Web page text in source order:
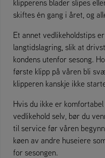
klipperens blader slipes
skiftes én gang i året, og
Et annet vedlikeholdstips
langtidslagring, slik at
kondens utenfor sesong.
første klipp på våren bli
klipperen kanskje ikke
Hvis du ikke er
vedlikehold selv, bør du
til service før våren
køen av andre huseiere
for sesongen.